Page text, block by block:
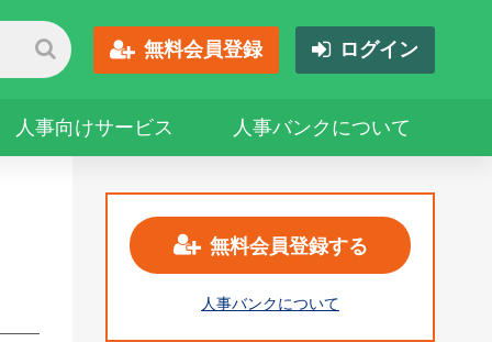
無料会員登録 ログイン
人事向けサービス 人事バンクについて
無料会員登録する
人事バンクについて